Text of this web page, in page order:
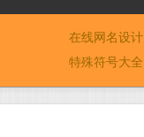
在线网名设计
特殊符号大全